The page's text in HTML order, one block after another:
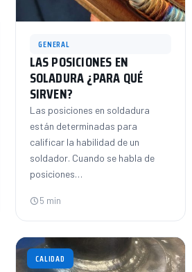
GENERAL
LAS POSICIONES EN
SOLADURA ¿PARA QUÉ
SIRVEN?
Las posiciones en soldadura
están determinadas para
calificar la habilidad de un
soldador. Cuando se habla de
posiciones…
5 min
CALIDAD